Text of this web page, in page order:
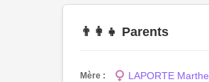
👨‍👩‍👧 Parents
Mère : LAPORTE Marthe